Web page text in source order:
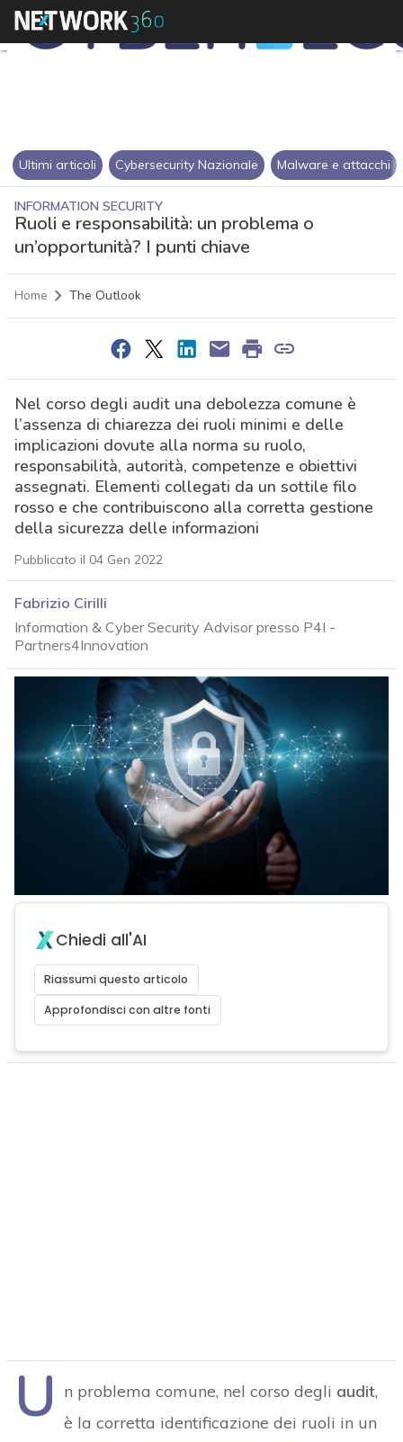
Ultimi articoli Cybersecurity Nazionale Malware e attacchi
INFORMATION SECURITY
Ruoli e responsabilità: un problema o
un’opportunità? I punti chiave
Home The Outlook
Nel corso degli audit una debolezza comune è
l’assenza di chiarezza dei ruoli minimi e delle
implicazioni dovute alla norma su ruolo,
responsabilità, autorità, competenze e obiettivi
assegnati. Elementi collegati da un sottile filo
rosso e che contribuiscono alla corretta gestione
della sicurezza delle informazioni
Pubblicato il 04 Gen 2022
Fabrizio Cirilli
Information & Cyber Security Advisor presso P4I -
Partners4Innovation
Chiedi all'AI
Riassumi questo articolo
Approfondisci con altre fonti
U n problema comune, nel corso degli audit,
è la corretta identificazione dei ruoli in un